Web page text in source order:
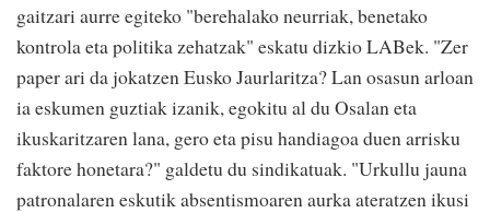
gaitzari aurre egiteko "berehalako neurriak, benetako
kontrola eta politika zehatzak" eskatu dizkio LABek. "Zer
paper ari da jokatzen Eusko Jaurlaritza? Lan osasun arloan
ia eskumen guztiak izanik, egokitu al du Osalan eta
ikuskaritzaren lana, gero eta pisu handiagoa duen arrisku
faktore honetara?" galdetu du sindikatuak. "Urkullu jauna
patronalaren eskutik absentismoaren aurka ateratzen ikusi